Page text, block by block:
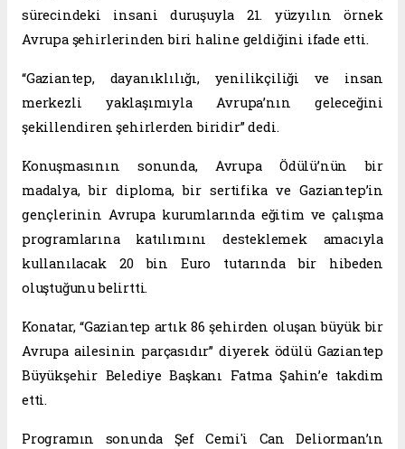
sürecindeki insani duruşuyla 21. yüzyılın örnek
Avrupa şehirlerinden biri haline geldiğini ifade etti.
“Gaziantep, dayanıklılığı, yenilikçiliği ve insan
merkezli yaklaşımıyla Avrupa’nın geleceğini
şekillendiren şehirlerden biridir” dedi.
Konuşmasının sonunda, Avrupa Ödülü’nün bir
madalya, bir diploma, bir sertifika ve Gaziantep’in
gençlerinin Avrupa kurumlarında eğitim ve çalışma
programlarına katılımını desteklemek amacıyla
kullanılacak 20 bin Euro tutarında bir hibeden
oluştuğunu belirtti.
Konatar, “Gaziantep artık 86 şehirden oluşan büyük bir
Avrupa ailesinin parçasıdır” diyerek ödülü Gaziantep
Büyükşehir Belediye Başkanı Fatma Şahin’e takdim
etti.
Programın sonunda Şef Cemi'i Can Deliorman’ın